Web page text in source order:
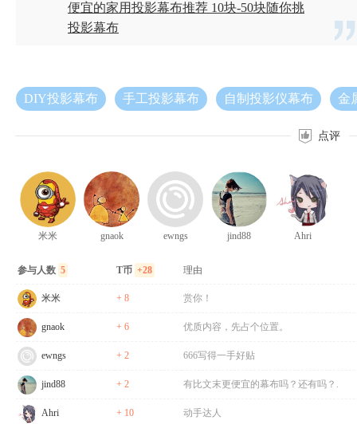
便宜的家用投影幕布推荐 10块-50块随你挑
投影幕布
DIY投影幕布 手工投影幕布 自制投影仪幕布 金
点评
米米 gnaok ewngs jind88 Ahri
参与人数 5 T币 +28 理由
米米 + 8 赏你！
gnaok + 6 优质内容，先占个位置。
ewngs + 2 666写得一手好贴
jind88 + 2 有比文末更便宜的幕布吗？还有吗？.
Ahri + 10 动手达人